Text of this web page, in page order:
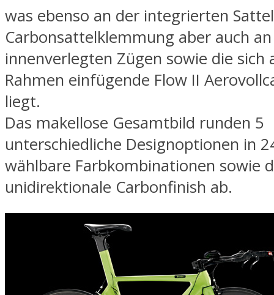
was ebenso an der integrierten
Carbonsattelklemmung aber auch
innenverlegten Zügen sowie die sich
Rahmen einfügende Flow II
liegt.
Das makellose Gesamtbild runden 5
unterschiedliche Designoptionen in
wählbare Farbkombinationen sowie
unidirektionale Carbonfinish ab.